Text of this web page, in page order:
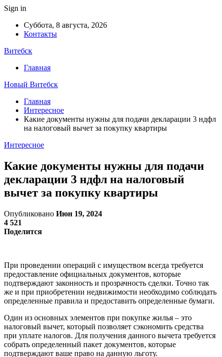
Sign in
Суббота, 8 августа, 2026
Контакты
Витебск
Главная
Новый Витебск
Главная
Интересное
Какие документы нужны для подачи декларации 3 ндфл
на налоговый вычет за покупку квартиры
Интересное
Какие документы нужны для подачи
декларации 3 ндфл на налоговый
вычет за покупку квартиры
Опубликовано Июн 19, 2024
4 521
Поделится
При проведении операций с имуществом всегда требуется
предоставление официальных документов, которые
подтверждают законность и прозрачность сделки. Точно так
же и при приобретении недвижимости необходимо соблюдать
определенные правила и предоставить определенные бумаги.
Один из основных элементов при покупке жилья – это
налоговый вычет, который позволяет сэкономить средства
при уплате налогов. Для получения данного вычета требуется
собрать определенный пакет документов, которые
подтверждают ваше право на данную льготу.